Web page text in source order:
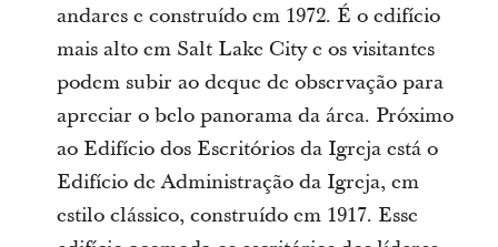
andares e construído em 1972. É o edifício
mais alto em Salt Lake City e os visitantes
podem subir ao deque de observação para
apreciar o belo panorama da área. Próximo
ao Edifício dos Escritórios da Igreja está o
Edifício de Administração da Igreja, em
estilo clássico, construído em 1917. Esse